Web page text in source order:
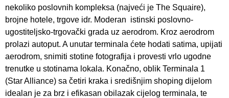
nekoliko poslovnih kompleksa (najveći je The Squaire),
brojne hotele, trgove idr. Moderan istinski poslovno-
ugostiteljsko-trgovački grada uz aerodrom. Kroz aerodrom
prolazi autoput. A unutar terminala ćete hodati satima, upijati
aerodrom, snimiti stotine fotografija i provesti vrlo ugodne
trenutke u stotinama lokala. Konačno, oblik Terminala 1
(Star Alliance) sa četiri kraka i središnjim shoping dijelom
idealan je za brz i efikasan obilazak cijelog terminala, te